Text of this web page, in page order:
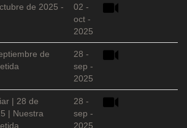
de 2025 -
02 -
oct -
2025
de
28 -
sep -
2025
| 28 de
| Nuestra
28 -
sep -
2025